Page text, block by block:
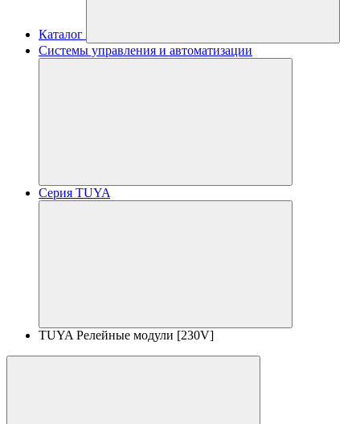
Каталог
Системы управления и автоматизации
Серия TUYA
TUYA Релейные модули [230V]